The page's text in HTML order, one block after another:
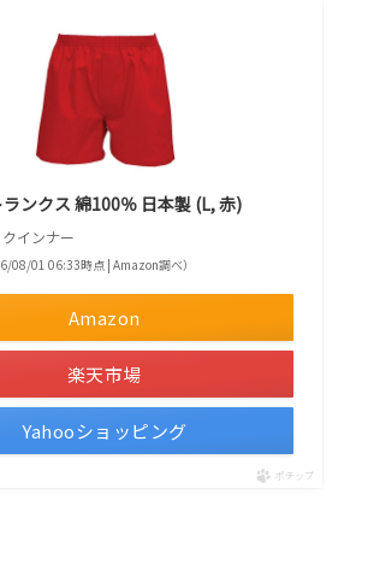
ンクス 綿100％ 日本製 (L, 赤)
インナー
08/01 06:33時点 | Amazon調べ）
Amazon
楽天市場
Yahooショッピング
ポチップ